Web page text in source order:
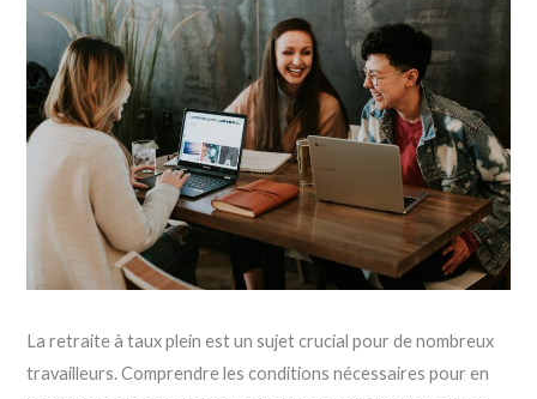
La retraite à taux plein est un sujet crucial pour de nombreux
travailleurs. Comprendre les conditions nécessaires pour en